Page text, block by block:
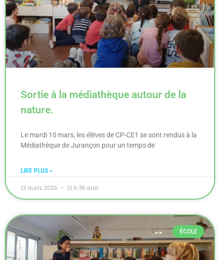
Sortie à la médiathèque autour de la
nature.
Le mardi 10 mars, les élèves de CP-CE1 se sont rendus à la
Médiathèque de Jurançon pour un temps de
LIRE PLUS »
13 mars 2026 11 h 56 min
ÉCOLE